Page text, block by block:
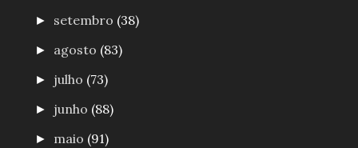
► setembro (38)
► agosto (83)
► julho (73)
► junho (88)
► maio (91)